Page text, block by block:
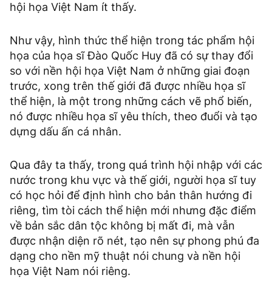
hội họa Việt Nam ít thấy.
Như vậy, hình thức thể hiện trong tác phẩm hội
họa của họa sĩ Đào Quốc Huy đã có sự thay đổi
so với nền hội họa Việt Nam ở những giai đoạn
trước, xong trên thế giới đã được nhiều họa sĩ
thể hiện, là một trong những cách vẽ phổ biến,
nó được nhiều họa sĩ yêu thích, theo đuổi và tạo
dựng dấu ấn cá nhân.
Qua đây ta thấy, trong quá trình hội nhập với các
nước trong khu vực và thế giới, người họa sĩ tuy
có học hỏi để định hình cho bản thân hướng đi
riêng, tìm tòi cách thể hiện mới nhưng đặc điểm
về bản sắc dân tộc không bị mất đi, mà vẫn
được nhận diện rõ nét, tạo nên sự phong phú đa
dạng cho nền mỹ thuật nói chung và nền hội
họa Việt Nam nói riêng.